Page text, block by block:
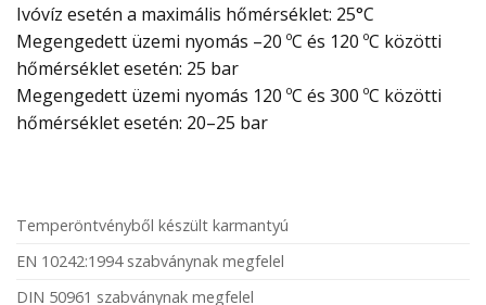
Ivóvíz esetén a maximális hőmérséklet: 25°C
Megengedett üzemi nyomás –20 ºC és 120 ºC közötti
hőmérséklet esetén: 25 bar
Megengedett üzemi nyomás 120 ºC és 300 ºC közötti
hőmérséklet esetén: 20–25 bar
Temperöntvényből készült karmantyú
EN 10242:1994 szabványnak megfelel
DIN 50961 szabványnak megfelel